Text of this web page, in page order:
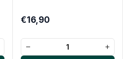
€16,90
− +